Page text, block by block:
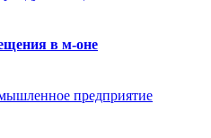
в м-оне